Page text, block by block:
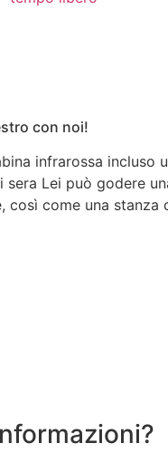
con noi!
infrarossa
Lei può godere
così come una stanza